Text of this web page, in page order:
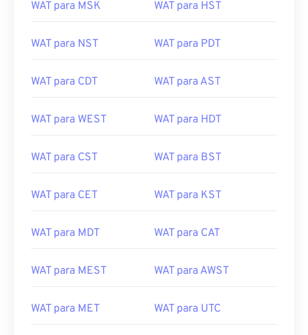
WAT para MSK WAT para HST
WAT para NST WAT para PDT
WAT para CDT WAT para AST
WAT para WEST WAT para HDT
WAT para CST WAT para BST
WAT para CET WAT para KST
WAT para MDT WAT para CAT
WAT para MEST WAT para AWST
WAT para MET WAT para UTC